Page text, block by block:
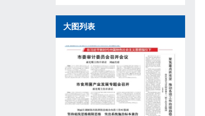
大图列表